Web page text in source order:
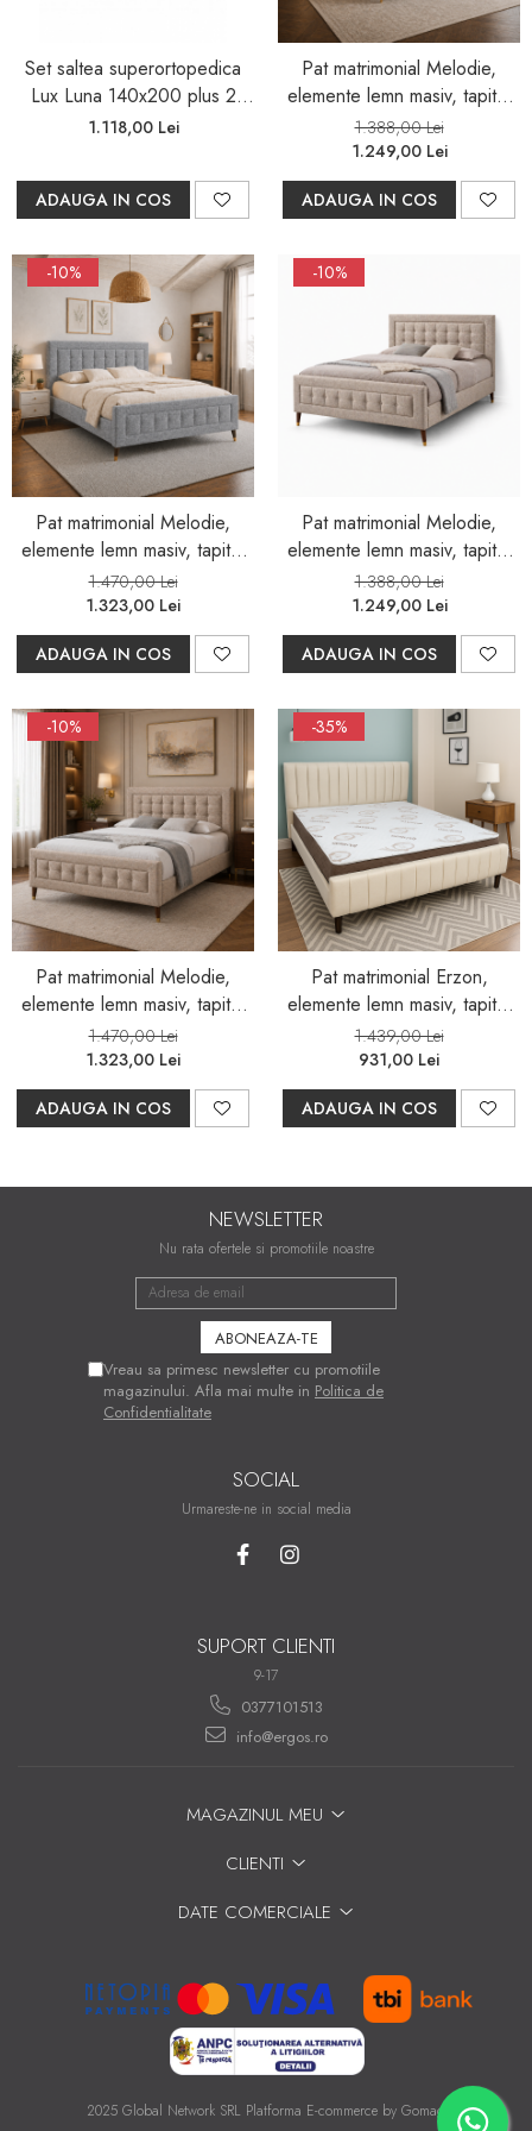
Set saltea superortopedica
Lux Luna 140x200 plus 2
perne 50x70 plus Husa
microfibra vara 180x200
1.118,00 Lei
ADAUGA IN COS
Pat matrimonial Melodie,
elemente lemn masiv, tapitat
cu stofa, cu somiera,140x200
cm, gri
1.388,00 Lei
1.249,00 Lei
ADAUGA IN COS
-10%
Pat matrimonial Melodie,
elemente lemn masiv, tapitat
cu stofa, cu somiera,160x200
cm, gri
1.470,00 Lei
1.323,00 Lei
ADAUGA IN COS
-10%
Pat matrimonial Melodie,
elemente lemn masiv, tapitat
cu stofa, cu somiera,140x200
cm, bej
1.388,00 Lei
1.249,00 Lei
ADAUGA IN COS
-10%
Pat matrimonial Melodie,
elemente lemn masiv, tapitat
cu stofa, cu somiera,160x200
cm, bej
1.470,00 Lei
1.323,00 Lei
ADAUGA IN COS
-35%
Pat matrimonial Erzon,
elemente lemn masiv, tapitat
cu stofa, cu somiera,140x200
cm, crem RESIGILAT
1.439,00 Lei
931,00 Lei
ADAUGA IN COS
NEWSLETTER
Nu rata ofertele si promotiile noastre
Vreau sa primesc newsletter cu promotiile
magazinului. Afla mai multe in Politica de
Confidentialitate
SOCIAL
Urmareste-ne in social media
SUPORT CLIENTI
9-17
0377101513
info@ergos.ro
MAGAZINUL MEU
CLIENTI
DATE COMERCIALE
2025 Global Network SRL Platforma E-commerce by Gomag